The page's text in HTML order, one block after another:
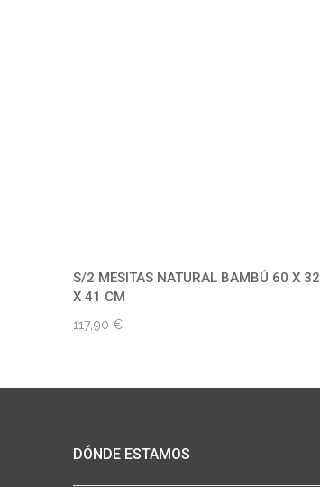
S/2 MESITAS NATURAL BAMBÚ 60 X 32
X 41 CM
117,90 €
DÓNDE ESTAMOS